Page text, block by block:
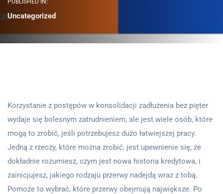
PUBLISHED IN:
Uncategorized
Korzystanie z postępów w konsolidacji zadłużenia bez pięter
wydaje się bolesnym zatrudnieniem, ale jest wiele osób, które
mogą to zrobić, jeśli potrzebujesz dużo łatwiejszej pracy.
Jedną z rzeczy, które można zrobić, jest upewnienie się, że
dokładnie rozumiesz, czym jest nowa historia kredytowa, i
zainicjujesz, jakiego rodzaju przerwy nadejdą wraz z tobą.
Pomoże to wybrać, które przerwy obejmują największe. Po